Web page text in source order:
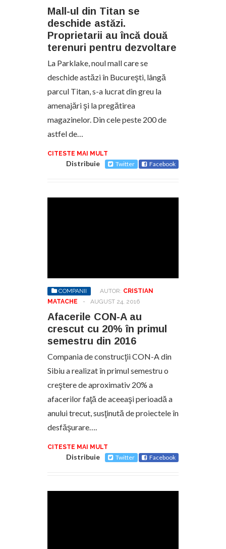
Mall-ul din Titan se
deschide astăzi.
Proprietarii au încă două
terenuri pentru dezvoltare
La Parklake, noul mall care se
deschide astăzi în Bucureşti, lângă
parcul Titan, s-a lucrat din greu la
amenajări şi la pregătirea
magazinelor. Din cele peste 200 de
astfel de…
CITESTE MAI MULT
Distribuie Twitter Facebook
COMPANII AUTOR: CRISTIAN
MATACHE
- AUGUST 24, 2016
Afacerile CON-A au
crescut cu 20% în primul
semestru din 2016
Compania de construcţii CON-A din
Sibiu a realizat în primul semestru o
creştere de aproximativ 20% a
afacerilor faţă de aceeaşi perioadă a
anului trecut, susţinută de proiectele în
desfăşurare….
CITESTE MAI MULT
Distribuie Twitter Facebook